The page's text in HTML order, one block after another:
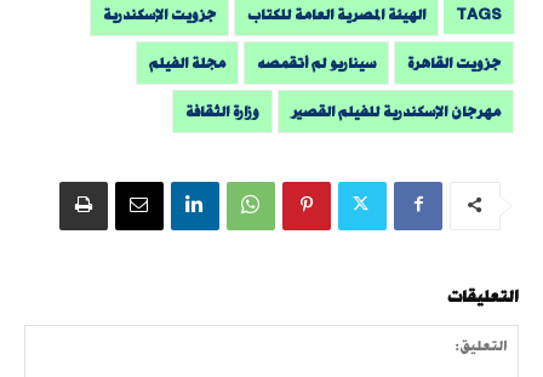
TAGS الهيئة المصرية العامة للكتاب جزويت الإسكندرية
جزويت القاهرة سيناريو لم أتقمصه مجلة الفيلم
مهرجان الإسكندرية للفيلم القصير وزارة الثقافة
التعليقات